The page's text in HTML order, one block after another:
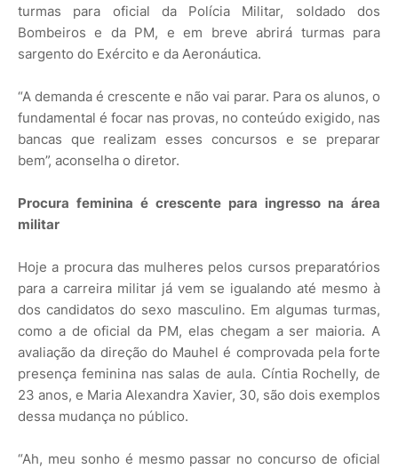
turmas para oficial da Polícia Militar, soldado dos
Bombeiros e da PM, e em breve abrirá turmas para
sargento do Exército e da Aeronáutica.
“A demanda é crescente e não vai parar. Para os alunos, o
fundamental é focar nas provas, no conteúdo exigido, nas
bancas que realizam esses concursos e se preparar
bem”, aconselha o diretor.
Procura feminina é crescente para ingresso na área
militar
Hoje a procura das mulheres pelos cursos preparatórios
para a carreira militar já vem se igualando até mesmo à
dos candidatos do sexo masculino. Em algumas turmas,
como a de oficial da PM, elas chegam a ser maioria. A
avaliação da direção do Mauhel é comprovada pela forte
presença feminina nas salas de aula. Cíntia Rochelly, de
23 anos, e Maria Alexandra Xavier, 30, são dois exemplos
dessa mudança no público.
“Ah, meu sonho é mesmo passar no concurso de oficial